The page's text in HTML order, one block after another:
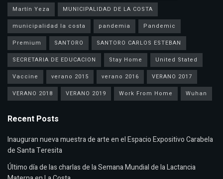
Martín Yeza
MUNICIPALIDAD DE LA COSTA
municipalidad la costa
pandemia
Pandemic
Premium
SANTORO
SANTORO CARLOS ESTEBAN
SECRETARIA DE EDUCACION
Stay Home
United Stated
Vaccine
verano 2015 verano 2016
VERANO 2017
VERANO 2018
VERANO 2019 Work From Home Wuhan
Recent Posts
Inauguran nueva muestra de arte en el Espacio Expositivo Carabela
de Santa Teresita
Último día de las charlas de la Semana Mundial de la Lactancia